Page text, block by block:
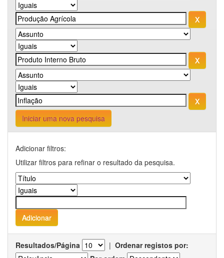
Iniciar uma nova pesquisa
Adicionar filtros:
Utilizar filtros para refinar o resultado da pesquisa.
Resultados/Página | Ordenar registos por: